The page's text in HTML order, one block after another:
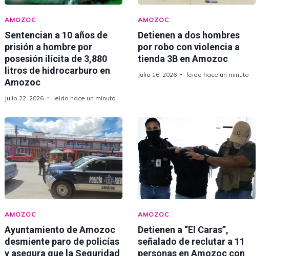
AMOZOC
Sentencian a 10 años de
prisión a hombre por
posesión ilícita de 3,880
litros de hidrocarburo en
Amozoc
Julio 22, 2026 leido hace un minuto
AMOZOC
Detienen a dos hombres
por robo con violencia a
tienda 3B en Amozoc
Julio 16, 2026 leido hace un minuto
AMOZOC
Ayuntamiento de Amozoc
desmiente paro de policías
y asegura que la Seguridad
AMOZOC
Detienen a “El Caras”,
señalado de reclutar a 11
personas en Amozoc con